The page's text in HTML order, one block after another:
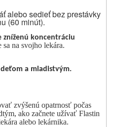
alebo sedieť bez prestávky
(60 minút).
zníženú koncentráciu
sa na svojho lekára.
a mladistvým.
zvýšenú opatrnosť počas
ako začnete užívať Flastin
alebo lekárnika.